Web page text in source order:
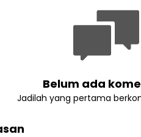
Belum ada
Jadilah yang pertama